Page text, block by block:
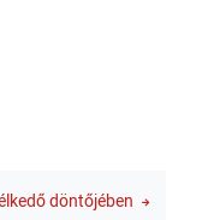
döntőjében